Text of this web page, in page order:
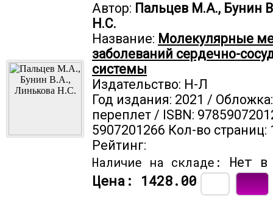
Автор: Пальцев М.А., Бунин
Н.С.
Название: Молекулярные
заболеваний сердечно-
системы
Издательство: Н-Л
Год издания: 2021 /
переплет / ISBN:
5907201266 Кол-во страниц:
Рейтинг:
Наличие на складе:
Нет
Цена: 1428.00